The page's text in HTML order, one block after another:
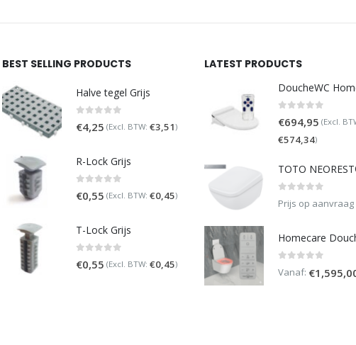
BEST SELLING PRODUCTS
Halve tegel Grijs
€4,25 (Excl. BTW: €3,51)
R-Lock Grijs
€0,55 (Excl. BTW: €0,45)
T-Lock Grijs
€0,55 (Excl. BTW: €0,45)
LATEST PRODUCTS
€694,95 (Excl.
€574,34)
Prijs op aanvraag
Vanaf: €